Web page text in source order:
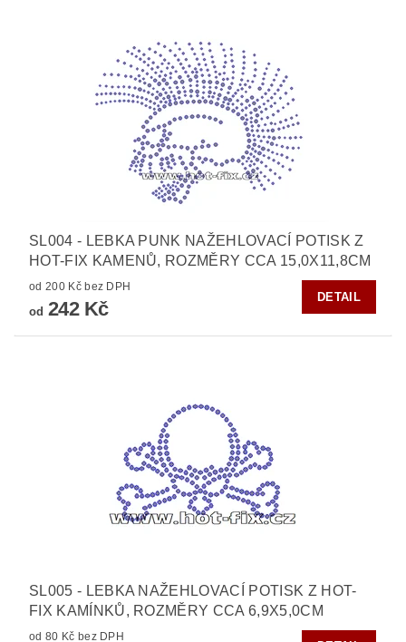
SL004 - LEBKA PUNK NAŽEHLOVACÍ POTISK Z
HOT-FIX KAMENŮ, ROZMĚRY CCA 15,0X11,8CM
od 200 Kč bez DPH
od 242 Kč
DETAIL
SL005 - LEBKA NAŽEHLOVACÍ POTISK Z HOT-
FIX KAMÍNKŮ, ROZMĚRY CCA 6,9X5,0CM
od 80 Kč bez DPH